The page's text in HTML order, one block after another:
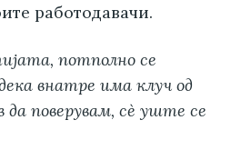
работодавачи.
потполно се
внатре има клуч од
поверувам, сè уште се